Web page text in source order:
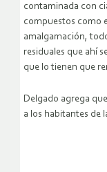
contaminada con
compuestos como
amalgamación,
residuales que ahí
que lo tienen que
Delgado agrega
a los habitantes de